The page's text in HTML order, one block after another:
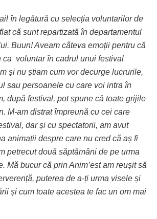
în legătură cu selecția voluntarilor de
că sunt repartizată în departamentul
Buun! Aveam câteva emoții pentru că
ca voluntar în cadrul unui festival
și nu știam cum vor decurge lucrurile,
sau persoanele cu care voi intra în
după festival, pot spune că toate grijile
M-am distrat împreună cu cei care
dar și cu spectatorii, am avut
animații despre care nu cred că aș fi
petrecut două săptămâni de pe urma
Mă bucur că prin Anim’est am reușit să
puterea de a-ți urma visele și
și cum toate acestea te fac un om mai